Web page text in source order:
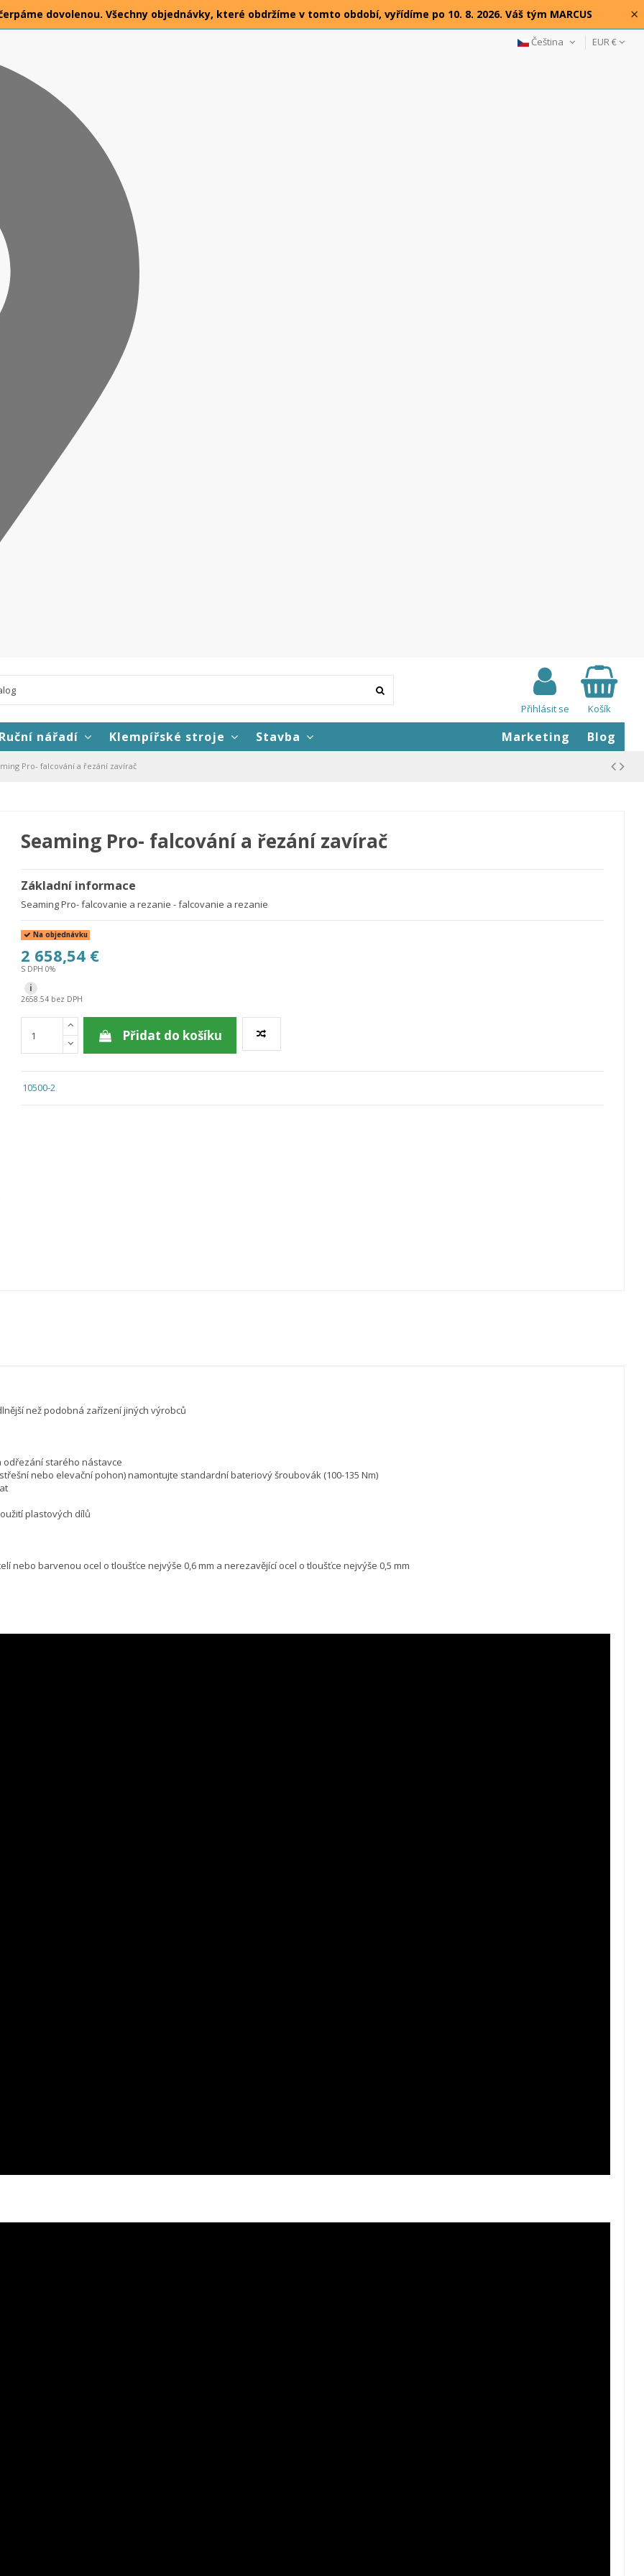
dovolenou. Všechny objednávky, které obdržíme v tomto období, vyřídíme po 10. 8. 2026. Váš tým MARCUS ×
Čeština EUR €
Přihlásit se Košík
Ruční nářadí Klempířské stroje Stavba Blog
Marketing
Pro- falcování a řezání zavírač
Seaming Pro- falcování a řezání zavírač
Základní informace
Seaming Pro- falcovanie a rezanie - falcovanie a rezanie
Na objednávku
2 658,54 €
S DPH 0%
i
2658.54 bez DPH
Přidat do košíku
10500-2
než podobná zařízení jiných výrobců
odřezání starého nástavce
nebo elevační pohon) namontujte standardní bateriový šroubovák (100-135 Nm)
plastových dílů
nebo barvenou ocel o tloušťce nejvýše 0,6 mm a nerezavějící ocel o tloušťce nejvýše 0,5 mm